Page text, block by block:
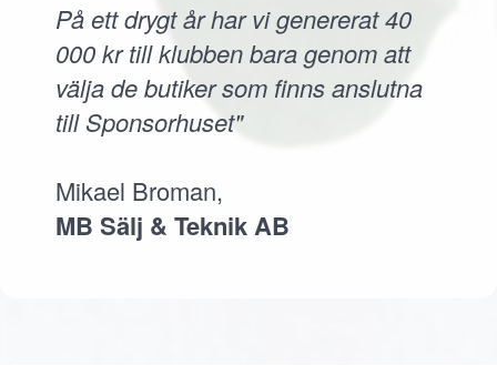
På ett drygt år har vi genererat 40
000 kr till klubben bara genom att
välja de butiker som finns anslutna
till Sponsorhuset"
Mikael Broman,
MB Sälj & Teknik AB